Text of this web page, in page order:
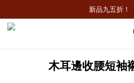
新品九五折！
木耳邊收腰短袖